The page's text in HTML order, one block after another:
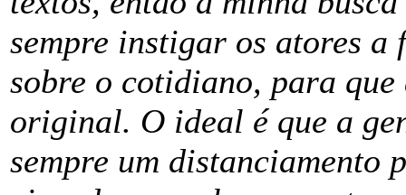
sempre instigar os atores a
sobre o cotidiano, para
original. O ideal é que a
sempre um distanciamento